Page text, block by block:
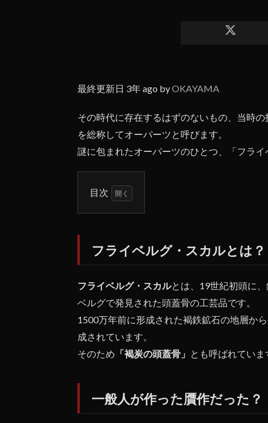
最終更新日 3年 ago byOKAYAMA
その時代に存在するはずのないもの、当時
を総称してオーパーツと呼びます。
謎に包まれたオーパーツのひとつ、「フラ
目次
ル
ルと
は？
2
一般
人が
作っ
フライベルグ・スカルとは？
フライベルグ・スカルとは、19世紀初頭に
ベルグで発見された頭蓋骨の工芸品です。
1500万年前に形成された褐鉄鉱石の地層か
成されています。
そのため 「褐炭の頭蓋骨」 とも呼ばれていま
一般人が作った贋作だった？